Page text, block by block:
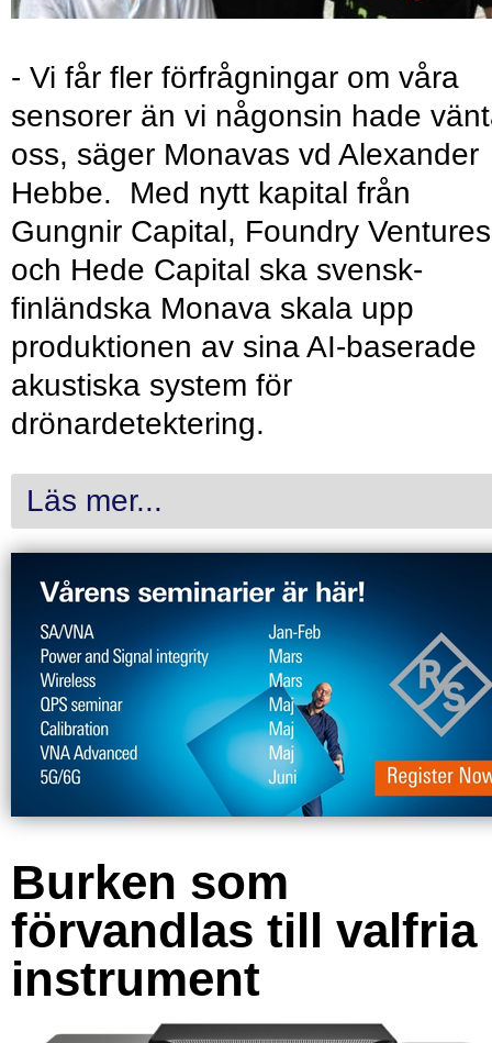
- Vi får fler förfrågningar om våra
sensorer än vi någonsin hade
oss, säger Monavas vd Alexander
Hebbe. Med nytt kapital från
Gungnir Capital, Foundry Ventures
och Hede Capital ska svensk-
finländska Monava skala upp
produktionen av sina AI-baserade
akustiska system för
drönardetektering.
Läs mer...
Burken som
förvandlas till valfria
instrument